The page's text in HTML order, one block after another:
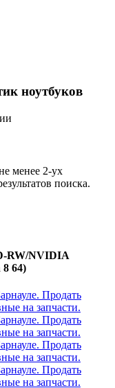
ноутбуков
менее 2-ух
поиска.
RW/NVIDIA
64)